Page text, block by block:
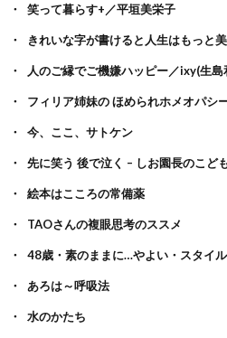
笑って暮らす+／平垣美栄子
きれいな字が書けると人生はもっと
人のご縁でご機嫌ハッピー／ixy(生島
フィリア姉妹の ほめられホメオパシ
今、ここ、サトケン
先に笑う 後で泣く – しお園長のこど
絵本はこころの常備薬
TAOさんの複眼思考のススメ
48歳・素のままに…やよい・スタイル
あろは～呼吸法
水のかたち